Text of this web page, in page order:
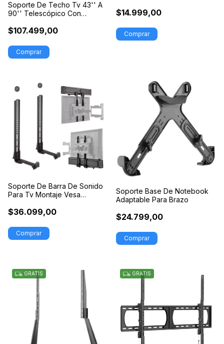
Soporte De Techo Tv 43'' A
90'' Telescópico Con
$107.499,00
$14.999,00
Comprar
Soporte De Barra De Sonido
Para Tv Montaje Vesa
$36.099,00
Comprar
Soporte Base De Notebook
Adaptable Para Brazo
$24.799,00
GRATIS GRATIS